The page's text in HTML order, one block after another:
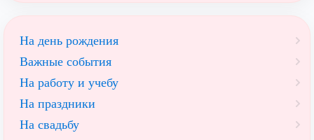
На день рождения
Важные события
На работу и учебу
На праздники
На свадьбу